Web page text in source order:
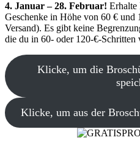
4. Januar – 28. Februar!
Geschenke in Höhe von 60 € und
Versand). Es gibt keine
die du in 60- oder 120-€-Schritten
Klicke, um die
Klicke, um aus der